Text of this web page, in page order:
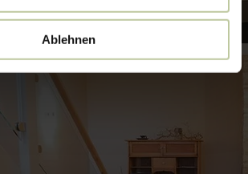
Ablehnen